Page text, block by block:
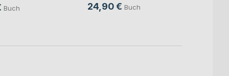
Buch 24,90 € Buch